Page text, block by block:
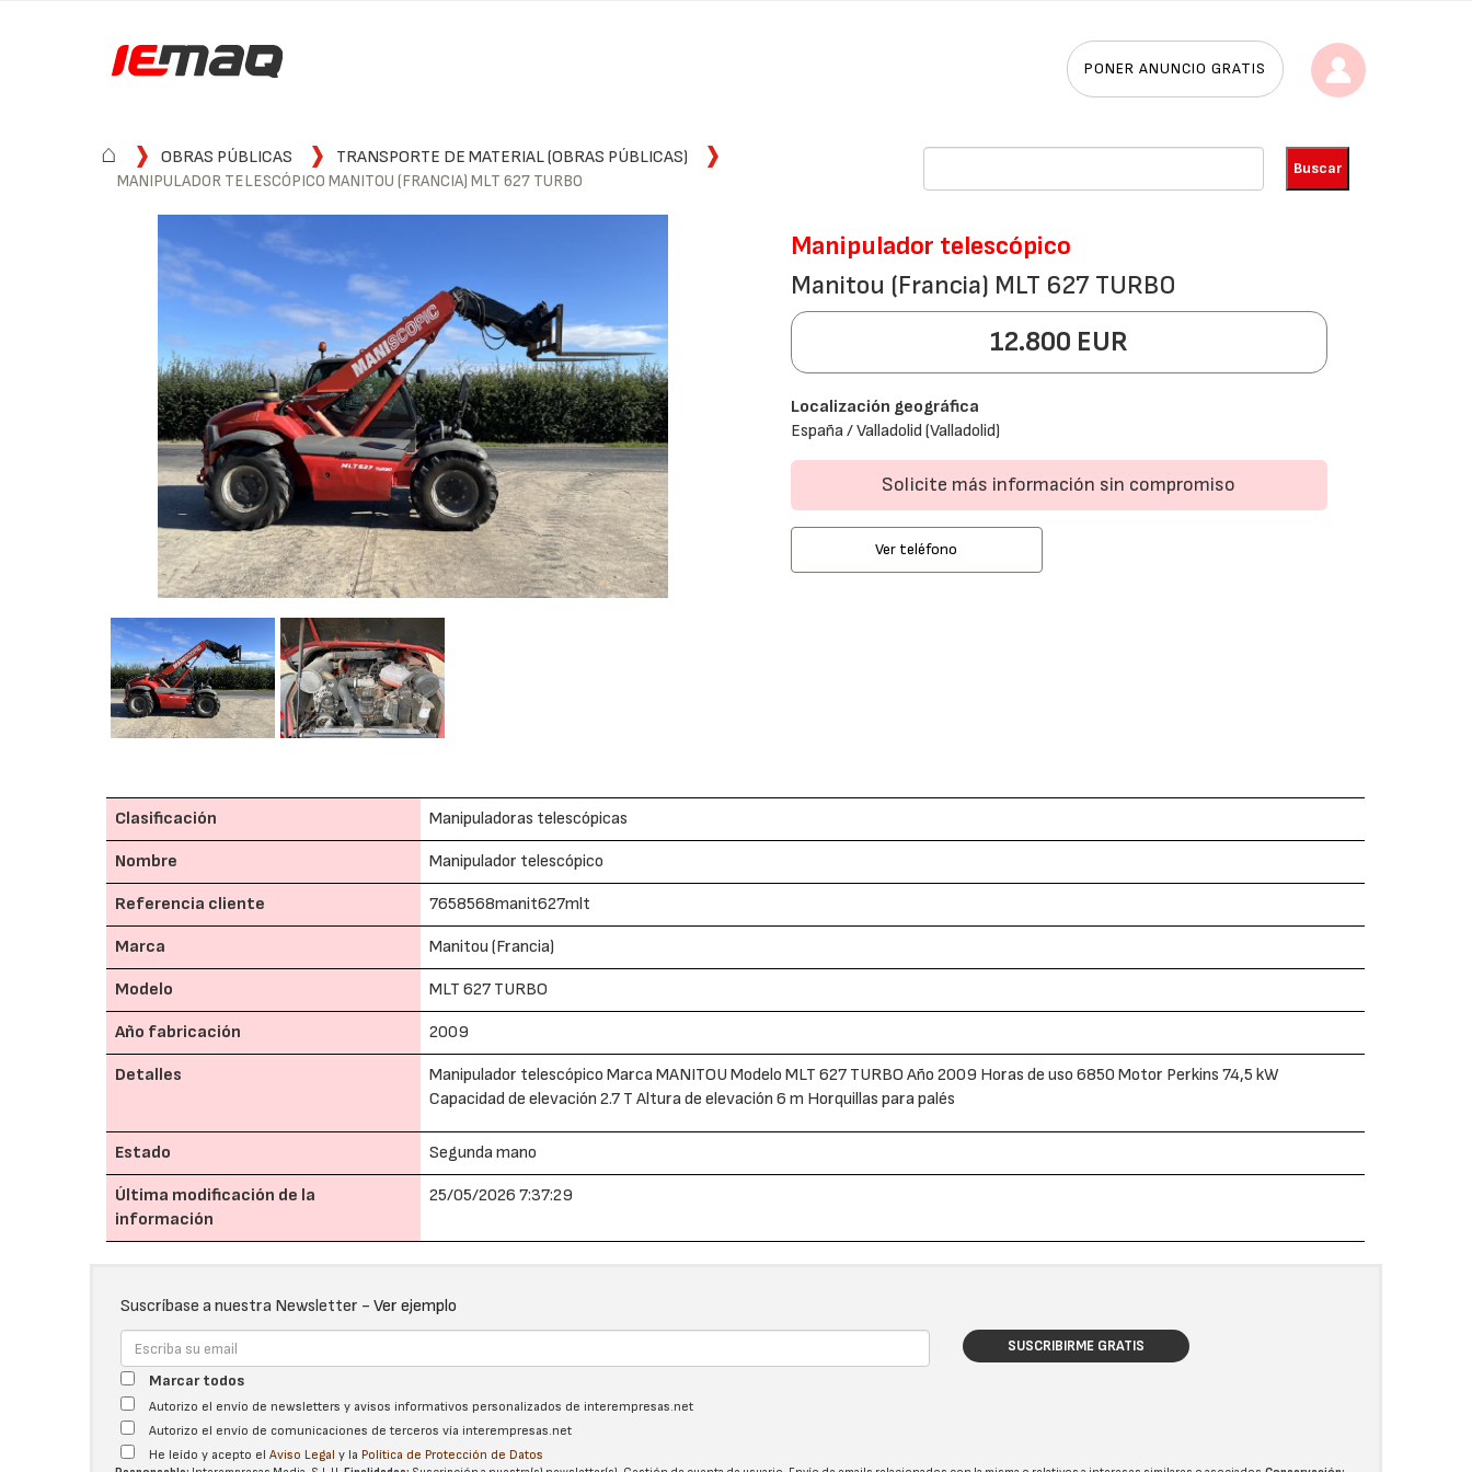
PONER ANUNCIO GRATIS
⌂ OBRAS PÚBLICAS
TRANSPORTE DE MATERIAL (OBRAS PÚBLICAS)
MANIPULADOR TELESCÓPICO MANITOU (FRANCIA) MLT 627 TURBO
Manipulador telescópico
Manitou (Francia) MLT 627 TURBO
12.800 EUR
Localización geográfica
España / Valladolid (Valladolid)
Solicite más información sin compromiso
Ver teléfono
Clasificación Manipuladoras telescópicas
Nombre Manipulador telescópico
Referencia cliente 7658568manit627mlt
Marca Manitou (Francia)
Modelo MLT 627 TURBO
Año fabricación 2009
Detalles
Manipulador telescópico Marca MANITOU Modelo MLT 627 TURBO Año 2009 Horas de uso 6850 Motor Perkins 74,5 kW
Capacidad de elevación 2.7 T Altura de elevación 6 m Horquillas para palés
Estado Segunda mano
Última modificación de la
información
25/05/2026 7:37:29
Suscríbase a nuestra Newsletter -Ver ejemplo
SUSCRIBIRME GRATIS
Marcar todos
Autorizo el envío de newsletters y avisos informativos personalizados de interempresas.net
Autorizo el envío de comunicaciones de terceros vía interempresas.net
He leído y acepto elAviso Legal y la Política de Protección de Datos